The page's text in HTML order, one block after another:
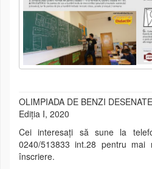
OLIMPIADA DE BENZI DESENATE
Ediția I, 2020
Cei interesați să sune la
0240/513833 int.28 pentru mai
înscriere.